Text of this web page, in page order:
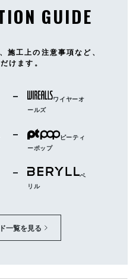
GUIDE
施工上の注意事項など、
けます。
ワイヤーオ
ールズ
ピーティ
ーポップ
ベ
リル
一覧を見る